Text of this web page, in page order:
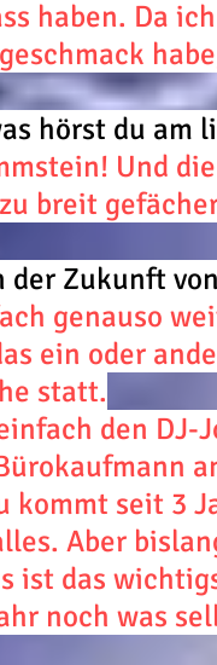
haben. Da
hörst du am
Und
breit
der Zukunft
genauso
ein oder
statt.
den DJ-
kommt seit 3
Aber
ist das
noch was